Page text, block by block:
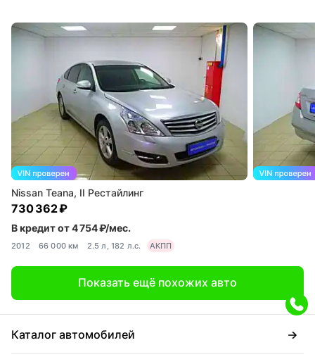
Nissan Teana, II Рестайлинг
730 362 ₽
В кредит от 4 754 ₽/мес.
2012 66 000 км 2.5 л, 182 л.с. АКПП
Показать ещё похожих авто
Каталог автомобилей